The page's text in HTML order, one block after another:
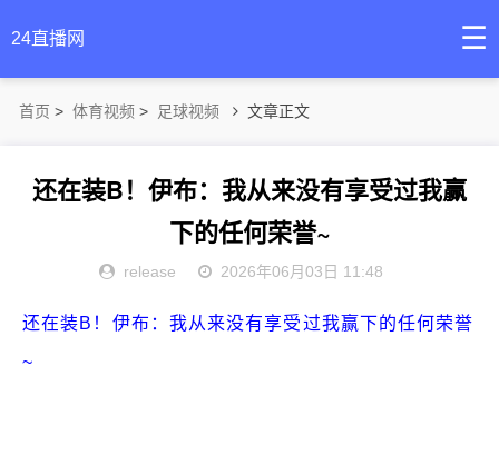
24直播网 ☰
首页 > 体育视频 > 足球视频 文章正文
还在装B！伊布：我从来没有享受过我赢
下的任何荣誉~
release 2026年06月03日 11:48
还在装B！伊布：我从来没有享受过我赢下的任何荣誉
~